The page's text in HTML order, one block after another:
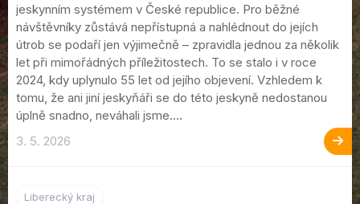
jeskynním systémem v České republice. Pro běžné
návštěvníky zůstává nepřístupná a nahlédnout do jejích
útrob se podaří jen výjimečně – zpravidla jednou za několik
let při mimořádných příležitostech. To se stalo i v roce
2024, kdy uplynulo 55 let od jejího objevení. Vzhledem k
tomu, že ani jiní jeskyňáři se do této jeskyně nedostanou
úplně snadno, neváhali jsme....
3. 5. 2026
Liberecký kraj